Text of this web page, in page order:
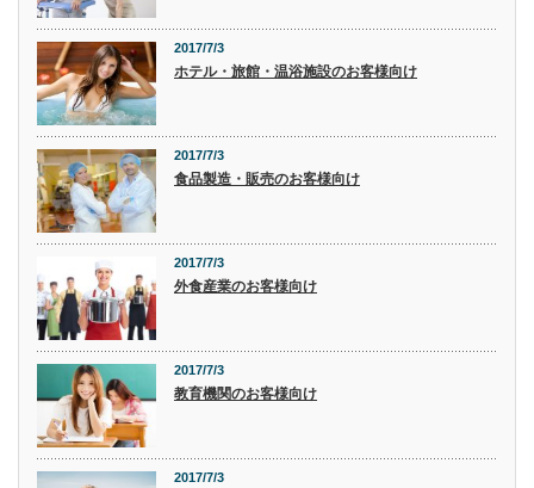
2017/7/3
ホテル・旅館・温浴施設のお客様向け
2017/7/3
食品製造・販売のお客様向け
2017/7/3
外食産業のお客様向け
2017/7/3
教育機関のお客様向け
2017/7/3